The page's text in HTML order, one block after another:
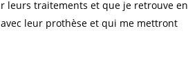
leurs traitements et que je retrouve en
leur prothèse et qui me mettront